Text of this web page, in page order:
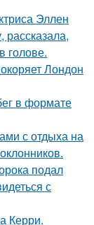
Эллен
голове.
Лондон
в формате
с отдыха на
подал
с
Керри.